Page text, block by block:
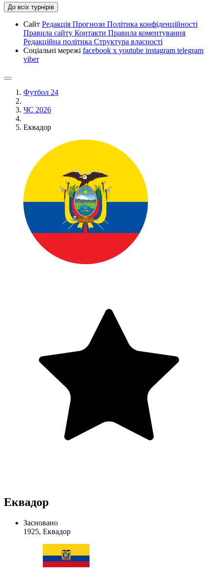
До всіх турнірів
Сайт Редакція Прогнози Політика конфіденційності
Правила сайту Контакти Правила коментування
Редакційна політика Структура власності
Соціальні мережі facebook x youtube instagram telegram
viber
Футбол 24
ЧС 2026
Еквадор
Еквадор
Засновано
1925, Еквадор